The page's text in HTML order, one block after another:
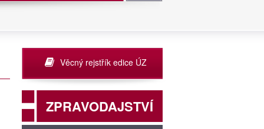
Věcný rejstřík edice ÚZ
ZPRAVODAJSTVÍ